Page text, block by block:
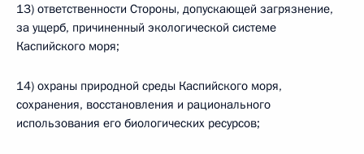
13) ответственности Стороны, допускающей загрязнение,
за ущерб, причиненный экологической системе
Каспийского моря;
14) охраны природной среды Каспийского моря,
сохранения, восстановления и рационального
использования его биологических ресурсов;